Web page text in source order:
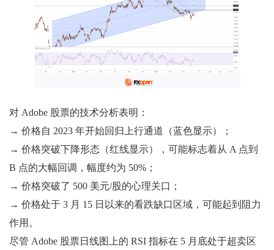
对 Adob​​e 股票的技术分析表明：
→ 价格自 2023 年开始回归上行通道（蓝色显示）；
→ 价格突破下降形态（红线显示），可能标志着从 A 点到
B 点的大幅回调，幅度约为 50%；
→ 价格突破了 500 美元/股的心理关口；
→ 价格处于 3 月 15 日以来的看跌缺口区域，可能起到阻力
作用。
尽管 Adob​​e 股票日线图上的 RSI 指标在 5 月底处于超卖区